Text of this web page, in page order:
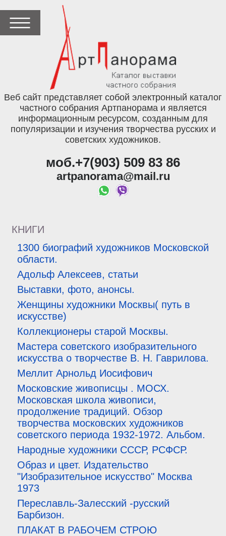
Веб сайт представляет собой электронный каталог
частного собрания Артпанорама и является
информационным ресурсом, созданным для
популяризации и изучения творчества русских и
советских художников.
моб.+7(903) 509 83 86
artpanorama@mail.ru
КНИГИ
1300 биографий художников Московской
области.
Адольф Алексеев, статьи
Выставки, фото, анонсы.
Женщины художники Москвы( путь в
искусстве)
Коллекционеры старой Москвы.
Мастера советского изобразительного
искусства о творчестве В. Н. Гаврилова.
Меллит Арнольд Иосифович
Московские живописцы . МОСХ.
Московская школа живописи,
продолжение традиций. Обзор
творчества московских художников
советского периода 1932-1972. Альбом.
Народные художники СССР, РСФСР.
Образ и цвет. Издательство
"Изобразительное искусство" Москва
1973
Переславль-Залесский -русский
Барбизон.
ПЛАКАТ В РАБОЧЕМ СТРОЮ